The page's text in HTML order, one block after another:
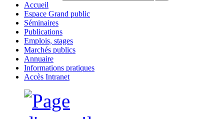
Accueil
Espace Grand public
Séminaires
Publications
Emplois, stages
Marchés publics
Annuaire
Informations pratiques
Accès Intranet